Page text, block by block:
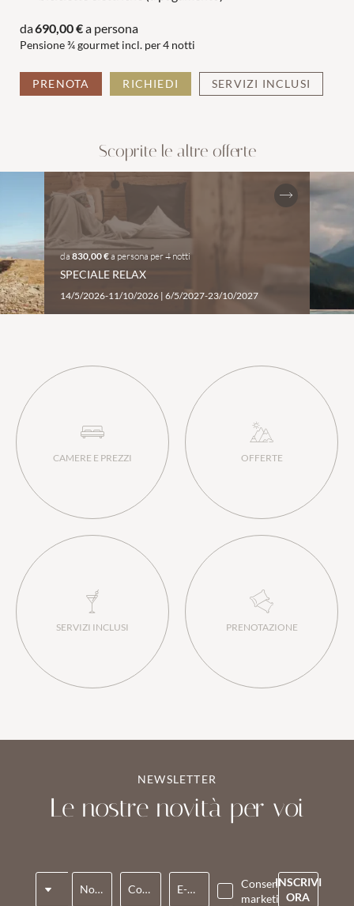
da690,00 €a persona
Pensione ¾ gourmet incl. per4 notti
PRENOTA RICHIEDI SERVIZI INCLUSI
Scoprite le altre offerte
da 830,00 €a persona per4 notti
SPECIALE RELAX
14/5/2026-11/10/2026 | 6/5/2027-23/10/2027
CAMERE E PREZZI OFFERTE
SERVIZI INCLUSI PRENOTAZIONE
NEWSLETTER
Le nostre novità per voi
Nome* Cognome* E-mail*
Consenso
marketing*
INSCRIVI
ORA